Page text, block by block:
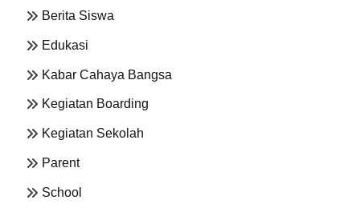
Berita Siswa
Edukasi
Kabar Cahaya Bangsa
Kegiatan Boarding
Kegiatan Sekolah
Parent
School